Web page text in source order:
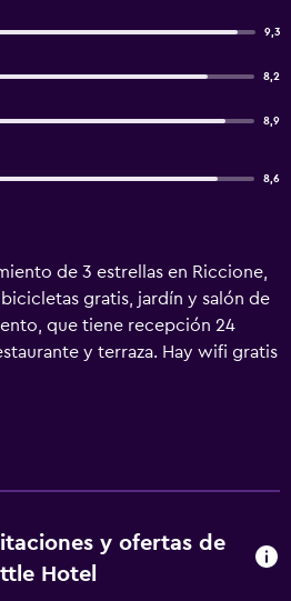
9,3
8,2
8,9
8,6
de 3 estrellas en Riccione,
gratis, jardín y salón de
que tiene recepción 24
y terraza. Hay wifi gratis
por un suplemento. Todas las
tienen baño privado con
pasos del alojamiento, y Viale
pie. El aeropuerto (Aeropuerto
y ofertas de
Hotel